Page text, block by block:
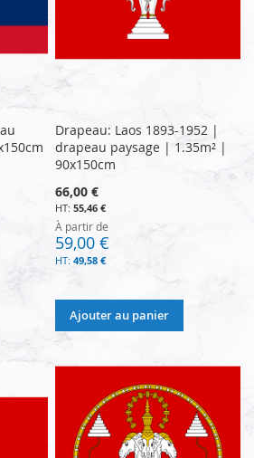
Drapeau: Laos 1893-1952 |
drapeau paysage | 1.35m² |
90x150cm
66,00 €
55,46 €
À partir de
59,00 €
49,58 €
Ajouter au panier